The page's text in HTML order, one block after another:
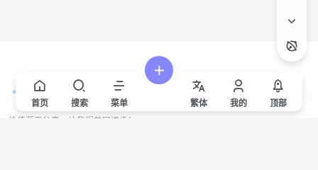
首页 搜索 菜单 繁体 我的 顶部
价值源于分享，让我们共同进步！